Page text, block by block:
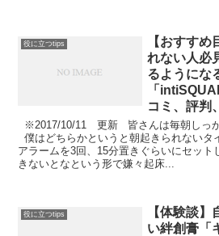
役に立つtips
【おすす
れない人必
るようにな
「
コミ、評判
※2017/10/11 更新 皆さんは毎朝しっか
僕はどちらかというと朝起きられないタ
アラームを3回、15分置きぐらいにセット
きないとなという形で嫌々起床...
役に立つtips
【体験談
い絆創膏「